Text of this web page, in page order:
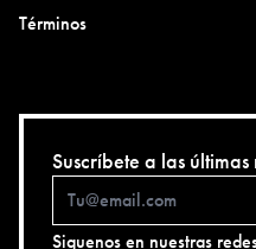
Términos
Suscríbete a las
Siguenos en nuestras